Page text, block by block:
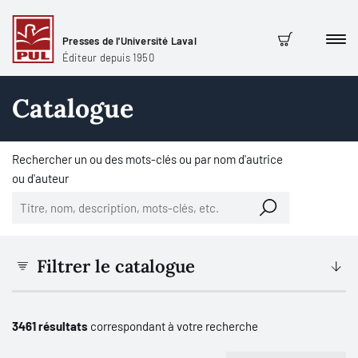
Presses de l'Université Laval
Éditeur depuis 1950
Panier
Catalogue
Rechercher un ou des mots-clés ou par nom d'autrice
ou d'auteur
Filtrer le catalogue
3461 résultats correspondant à votre recherche